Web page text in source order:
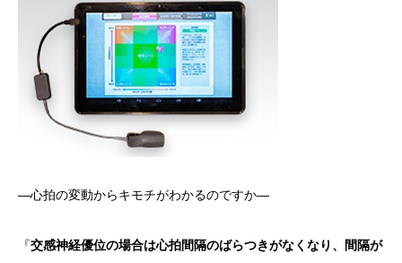
―心拍の変動からキモチがわかるのですか―
『交感神経優位の場合は心拍間隔のばらつきがなくなり、間隔が